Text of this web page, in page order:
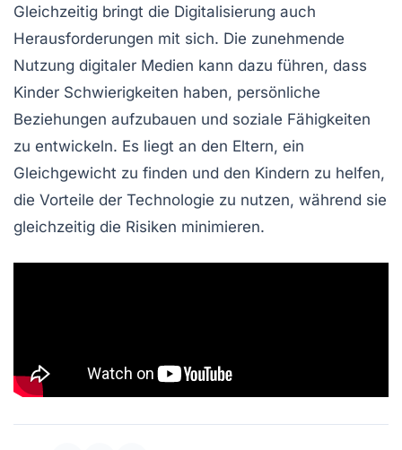
Gleichzeitig bringt die Digitalisierung auch
Herausforderungen mit sich. Die zunehmende
Nutzung digitaler Medien kann dazu führen, dass
Kinder Schwierigkeiten haben, persönliche
Beziehungen aufzubauen und soziale Fähigkeiten
zu entwickeln. Es liegt an den Eltern, ein
Gleichgewicht zu finden und den Kindern zu helfen,
die Vorteile der Technologie zu nutzen, während sie
gleichzeitig die Risiken minimieren.